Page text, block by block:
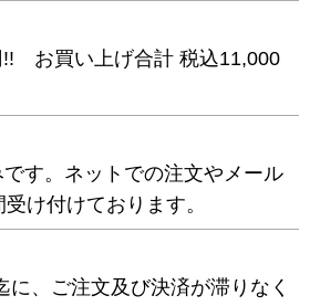
!! お買い上げ合計 税込11,000
す。ネットでの注文やメール
け付けております。
に、ご注文及び決済が滞りなく